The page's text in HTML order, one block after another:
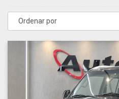
Ordenar por